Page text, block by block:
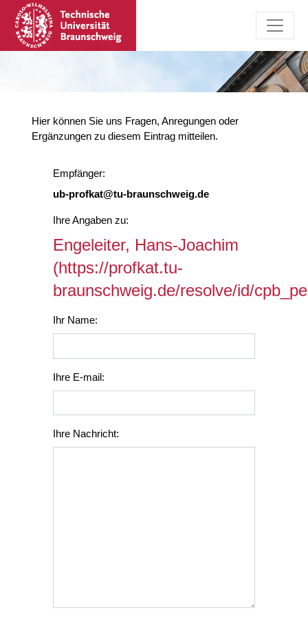
Hier können Sie uns Fragen, Anregungen oder
Ergänzungen zu diesem Eintrag mitteilen.
Empfänger:
ub-profkat@tu-braunschweig.de
Ihre Angaben zu:
Engeleiter, Hans-Joachim
(https://profkat.tu-
braunschweig.de/resolve/id/
Ihr Name:
Ihre E-mail:
Ihre Nachricht: